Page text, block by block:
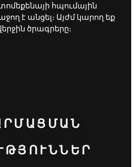
հպումային
է անցել։ Այժմ կարող եք
ծրագրերը։